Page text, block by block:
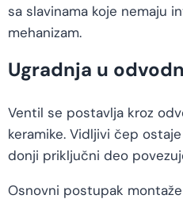
sa slavinama koje nemaju
mehanizam.
Ugradnja u
Ventil se postavlja kroz
keramike. Vidljivi čep
donji priključni deo
Osnovni postupak